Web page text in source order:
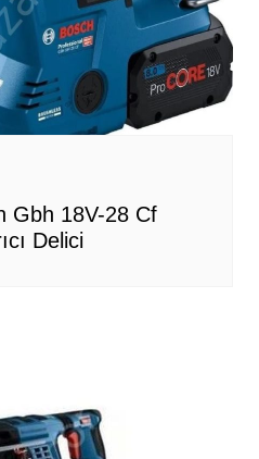
Gbh 18V-28 Cf
Delici